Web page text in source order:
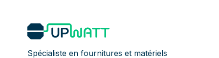
Spécialiste en fournitures et matériels